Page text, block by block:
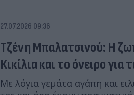
27.07.2026 09:36
Τζένη Μπαλατσινού: Η
Κικίλια και το όνειρο για
Με λόγια γεμάτα αγάπη και